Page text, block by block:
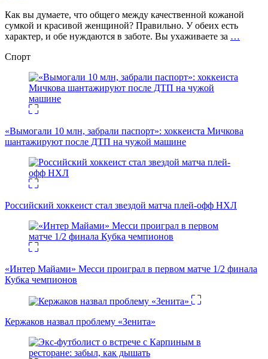
Как вы думаете, что общего между качественной кожаной
сумкой и красивой женщиной? Правильно. У обеих есть
характер, и обе нуждаются в заботе. Вы ухаживаете за …
Спорт
«Вымогали 10 млн, забрали паспорт»: хоккеиста Мичкова
шантажируют после ДТП на чужой машине
Российский хоккеист стал звездой матча плей-офф НХЛ
«Интер Майами» Месси проиграл в первом матче 1/2 финала
Кубка чемпионов
Кержаков назвал проблему «Зенита»